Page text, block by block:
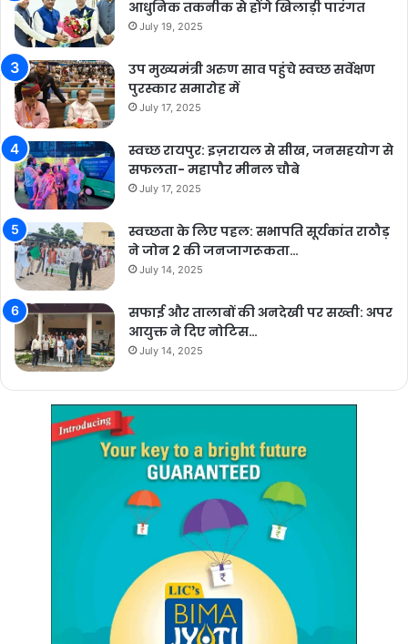
आधुनिक तकनीक से होंगे खिलाड़ी पारंगत
July 19, 2025
उप मुख्यमंत्री अरुण साव पहुंचे स्वच्छ सर्वेक्षण
पुरस्कार समारोह में
July 17, 2025
स्वच्छ रायपुर: इज़रायल से सीख, जनसहयोग से
सफलता- महापौर मीनल चौबे
July 17, 2025
स्वच्छता के लिए पहल: सभापति सूर्यकांत राठौड़
ने जोन 2 की जनजागरूकता…
July 14, 2025
सफाई और तालाबों की अनदेखी पर सख्ती: अपर
आयुक्त ने दिए नोटिस…
July 14, 2025